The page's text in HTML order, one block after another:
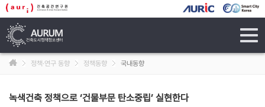
정책·연구 동향 정책동향 국내동향
녹색건축 정책으로 ‘건물부문 탄소중립’ 실현한다